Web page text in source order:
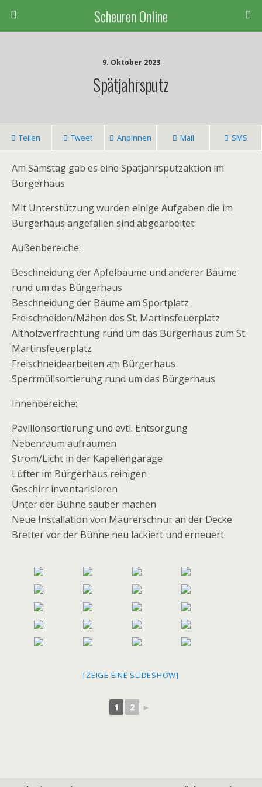
Scheuren Online
9. Oktober 2023
Spätjahrsputz
Teilen Tweet Anpinnen Mail SMS
Am Samstag gab es eine Spätjahrsputzaktion im
Bürgerhaus
Mit Unterstützung wurden einige Aufgaben die im
Bürgerhaus angefallen sind abgearbeitet:
Außenbereiche:
Beschneidung der Apfelbäume und anderer Bäume
rund um das Bürgerhaus
Beschneidung der Bäume am Sportplatz
Freischneiden/Mähen des St. Martinsfeuerplatz
Altholzverfrachtung rund um das Bürgerhaus zum St.
Martinsfeuerplatz
Freischneidearbeiten am Bürgerhaus
Sperrmüllsortierung rund um das Bürgerhaus
Innenbereiche:
Pavillonsortierung und evtl. Entsorgung
Nebenraum aufräumen
Strom/Licht in der Kapellengarage
Lüfter im Bürgerhaus reinigen
Geschirr inventarisieren
Unter der Bühne sauber machen
Neue Installation von Maurerschnur an der Decke
Bretter vor der Bühne neu lackiert und erneuert
[ZEIGE EINE SLIDESHOW]
1 2 ►